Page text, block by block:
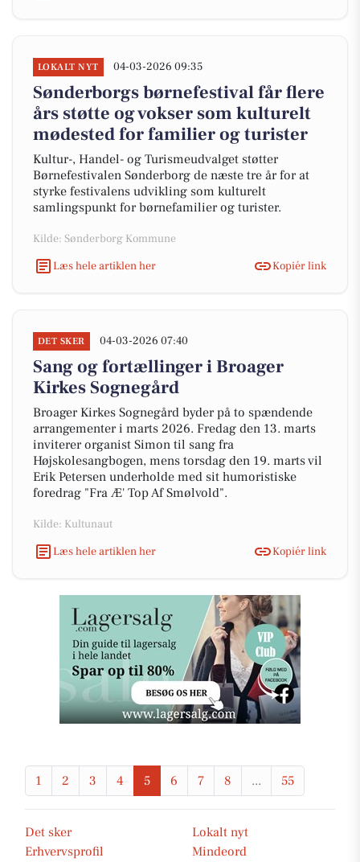
LOKALT NYT 04-03-2026 09:35
Sønderborgs børnefestival får flere
års støtte og vokser som kulturelt
mødested for familier og turister
Kultur-, Handel- og Turismeudvalget støtter
Børnefestivalen Sønderborg de næste tre år for at
styrke festivalens udvikling som kulturelt
samlingspunkt for børnefamilier og turister.
Kilde: Sønderborg Kommune
Læs hele artiklen her
Kopiér link
DET SKER 04-03-2026 07:40
Sang og fortællinger i Broager
Kirkes Sognegård
Broager Kirkes Sognegård byder på to spændende
arrangementer i marts 2026. Fredag den 13. marts
inviterer organist Simon til sang fra
Højskolesangbogen, mens torsdag den 19. marts vil
Erik Petersen underholde med sit humoristiske
foredrag "Fra Æ' Top Af Smølvold".
Kilde: Kultunaut
Læs hele artiklen her
Kopiér link
1 2 3 4 5 6 7 8 ... 55
Det sker
Lokalt nyt
Erhvervsprofil
Mindeord